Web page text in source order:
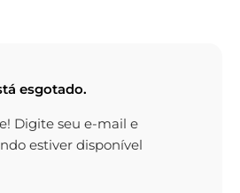
esgotado.
Digite seu e-mail e
estiver disponível